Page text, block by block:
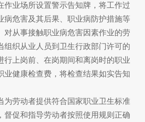
业场所设置警示告知牌，将工作过
病危害及其后果、职业病防护措施等
对从事接触职业病危害因素作业的劳
组织从业人员到卫生行政部门许可的
行上岗前、在岗期间和离岗时的职业
业健康检查费，将检查结果如实告知
劳动者提供符合国家职业卫生标准
督促和指导劳动者按照使用规则正确